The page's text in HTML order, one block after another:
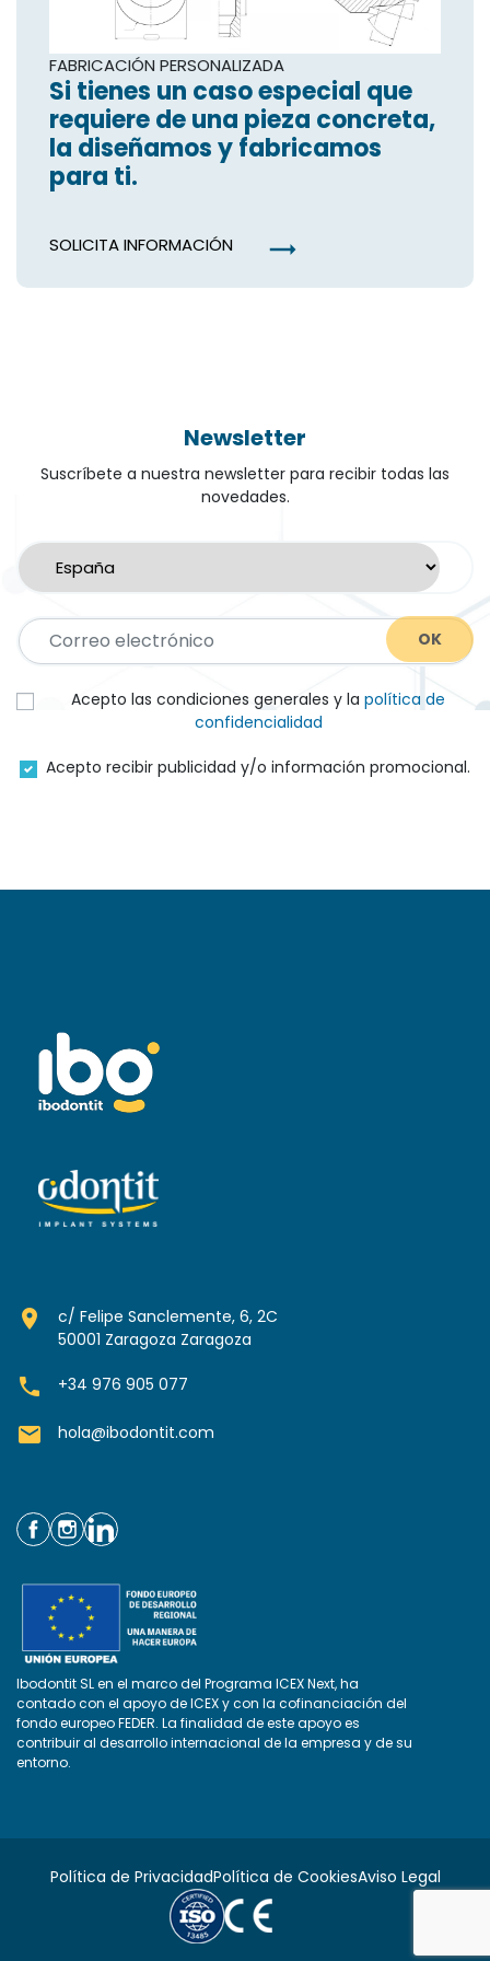
FABRICACIÓN PERSONALIZADA
Si tienes un caso especial que
requiere de una pieza concreta,
la diseñamos y fabricamos
para ti.
SOLICITA INFORMACIÓN trending_flat
Newsletter
Suscríbete a nuestra newsletter para recibir todas las
novedades.
OK
Acepto las condiciones generales y la política de
confidencialidad
Acepto recibir publicidad y/o información promocional.
room
c/ Felipe Sanclemente, 6, 2C
50001 Zaragoza Zaragoza
phone +34 976 905 077
mail hola@ibodontit.com
Ibodontit SL en el marco del Programa ICEX Next, ha
contado con el apoyo de ICEX y con la cofinanciación del
fondo europeo FEDER. La finalidad de este apoyo es
contribuir al desarrollo internacional de la empresa y de su
entorno.
Política de PrivacidadPolítica de CookiesAviso Legal